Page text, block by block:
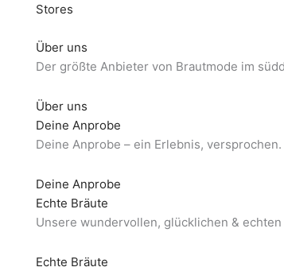
Stores
Über uns
Der größte Anbieter von Brautmode im
Über uns
Deine Anprobe
Deine Anprobe – ein Erlebnis, versprochen.
Deine Anprobe
Echte Bräute
Unsere wundervollen, glücklichen & echten
Echte Bräute